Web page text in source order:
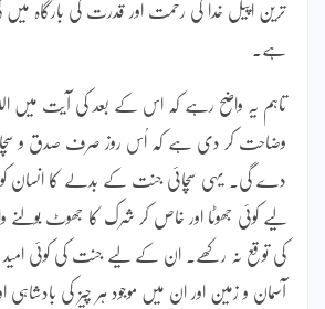
ترین اپیل خدا کی رحمت اور قدرت کی بارگاہ
ہے۔
تاہم یہ واضح رہے کہ اس کے بعد کی آیت میں
وضاحت کر دی ہے کہ اُس روز صرف صدق و سچائی
دے گی۔ یہی سچائی جنت کے بدلے کا انسان کو
لیے کوئی جھوٹا اور خاص کر شرک کا جھوٹ بولنے
کی توقع نہ رکھے۔ ان کے لیے جنت کی کوئی
آسمان و زمین اور ان میں موجود ہر چیز کی بادشاہی